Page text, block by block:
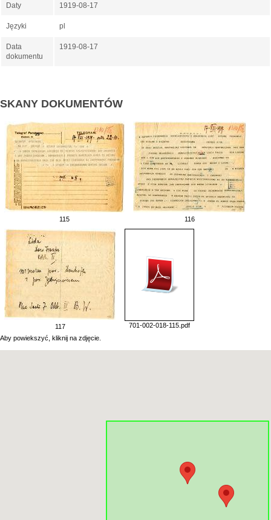
Daty 1919-08-17
Języki pl
Data
dokumentu
1919-08-17
SKANY DOKUMENTÓW
115 116
117
701-002-018-115.pdf
Aby powiekszyć, kliknij na zdjęcie.